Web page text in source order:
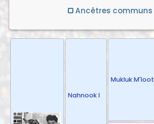
Ancêtres communs
Nahnook I
Mukluk M'loot